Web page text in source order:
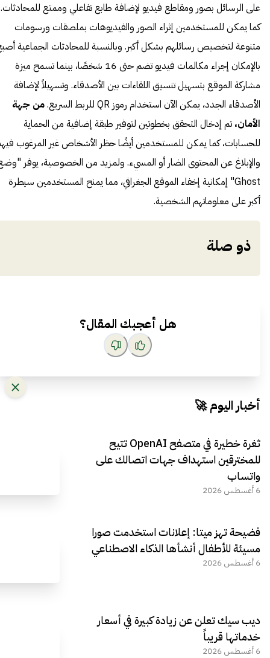
على الرسائل بصور ومقاطع فيديو لإضافة طابع تفاعلي وممتع للمحادثات.
كما يمكن للمستخدمين إثراء الصور والفيديوهات بملصقات ورسومات
متنوعة لتخصيص رسائلهم بشكل أكبر. وبالنسبة للمحادثات الجماعية
بالإمكان إجراء مكالمات فيديو تضم حتى 16 شخصًا، بينما تسمح ميزة
مشاركة الموقع بتسهيل تنسيق اللقاءات بين الأصدقاء. وتسهيلاً لإضافة
الأصدقاء الجدد، يمكن الآن استخدام رموز QR للربط السريع.
من جهة
الأمان، تم إدخال التحقق بخطوتين لتوفير طبقة إضافية من الحماية
للحسابات، كما يمكن للمستخدمين أيضًا حظر الأشخاص غير المرغوب
والإبلاغ عن المحتوى الضار أو المسيء. ولمزيد من الخصوصية، يوفر
Ghost" إمكانية إخفاء الموقع الجغرافي، مما يمنح المستخدمين سيطرة
أكبر على معلوماتهم الشخصية.
ذو صلة
هل أعجبك المقال؟
أخبار اليوم 🚀
ثغرة خطيرة في متصفح OpenAI تتيح
للمخترقين استهداف جهات اتصالك على
واتساب
6 أغسطس 2026
فضيحة تهز ميتا: إعلانات استخدمت صورا
مسيئة للأطفال أنشأها الذكاء الاصطناعي
6 أغسطس 2026
ديب سيك تعلن عن زيادة كبيرة في أسعار
خدماتها قريباً
6 أغسطس 2026